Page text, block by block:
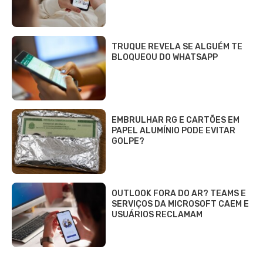
TRUQUE REVELA SE ALGUÉM TE
BLOQUEOU DO WHATSAPP
EMBRULHAR RG E CARTÕES EM
PAPEL ALUMÍNIO PODE EVITAR
GOLPE?
OUTLOOK FORA DO AR? TEAMS E
SERVIÇOS DA MICROSOFT CAEM E
USUÁRIOS RECLAMAM